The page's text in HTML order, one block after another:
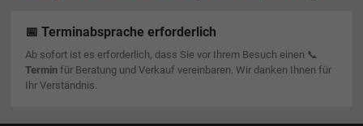
📅 Terminabsprache erforderlich
Ab sofort ist es erforderlich, dass Sie vor Ihrem Besuch einen 📞
Terminfür Beratung und Verkauf vereinbaren. Wir danken Ihnen für
Ihr Verständnis.